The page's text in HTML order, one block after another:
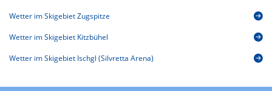
Wetter im Skigebiet Zugspitze
Wetter im Skigebiet Kitzbühel
Wetter im Skigebiet Ischgl (Silvretta Arena)